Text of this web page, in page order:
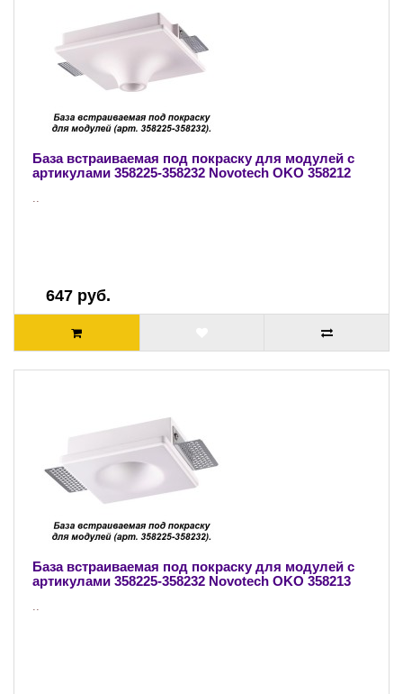
База встраиваемая под покраску для модулей с
артикулами 358225-358232 Novotech OKO 358212
..
647 руб.
База встраиваемая под покраску для модулей с
артикулами 358225-358232 Novotech OKO 358213
..